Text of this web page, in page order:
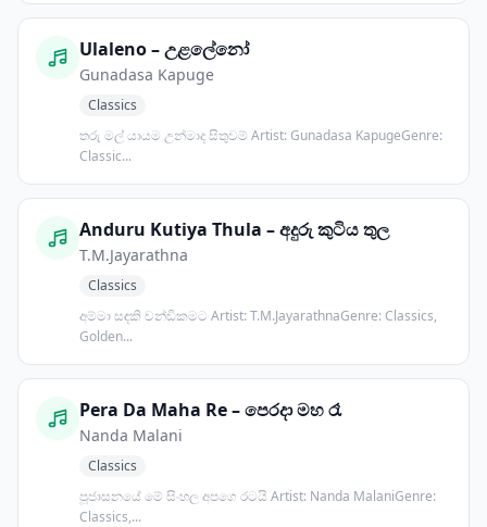
Ulaleno – උළලේනෝ
Gunadasa Kapuge
Classics
තරු මල් යායම උන්මාද සිතුවම් Artist: Gunadasa KapugeGenre:
Classic...
Anduru Kutiya Thula – අදුරු කුටිය තුල
T.M.Jayarathna
Classics
අම්මා සඳකි චන්ඩිකමට Artist: T.M.JayarathnaGenre: Classics,
Golden...
Pera Da Maha Re – පෙරදා මහ රෑ
Nanda Malani
Classics
පූජාසනයේ මේ සිංහල අපගෙ රටයි Artist: Nanda MalaniGenre:
Classics,...